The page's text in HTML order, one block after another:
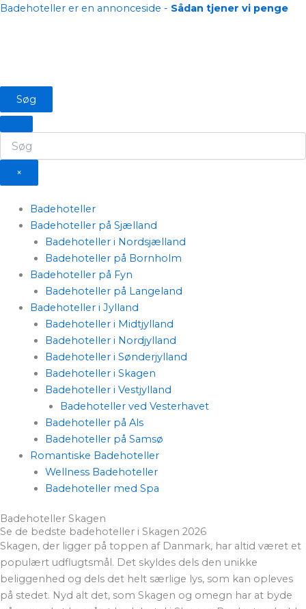
Gå
Badehoteller er en annonceside - Sådan tjener vi penge
Søg
×
Badehoteller
Badehoteller på Sjælland
Badehoteller i Nordsjælland
Badehoteller på Bornholm
Badehoteller på Fyn
Badehoteller på Langeland
Badehoteller i Jylland
Badehoteller i Midtjylland
Badehoteller i Nordjylland
Badehoteller i Sønderjylland
Badehoteller i Skagen
Badehoteller i Vestjylland
Badehoteller ved Vesterhavet
Badehoteller på Als
Badehoteller på Samsø
Romantiske Badehoteller
Wellness Badehoteller
Badehoteller med Spa
Badehoteller Skagen
Se de bedste badehoteller i Skagen 2026
Skagen, der ligger på toppen af Danmark, har altid været et
populært udflugtsmål. Det skyldes dels den unikke
beliggenhed og dels det helt særlige lys, som kan opleves
på stedet. Nyd alt det, som Skagen og omegn har at byde